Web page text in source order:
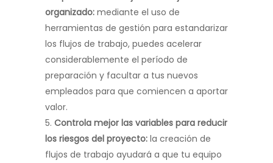
organizado: mediante el uso de
herramientas de gestión para estandarizar
los flujos de trabajo, puedes acelerar
considerablemente el período de
preparación y facultar a tus nuevos
empleados para que comiencen a aportar
valor.
Controla mejor las variables para reducir
los riesgos del proyecto: la creación de
flujos de trabajo ayudará a que tu equipo